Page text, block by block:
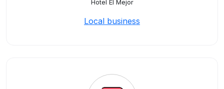
Hotel El Mejor
Local business